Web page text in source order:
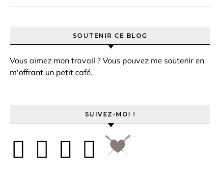
SOUTENIR CE BLOG
Vous aimez mon travail ? Vous pouvez me soutenir en
m'offrant un petit café.
SUIVEZ-MOI !